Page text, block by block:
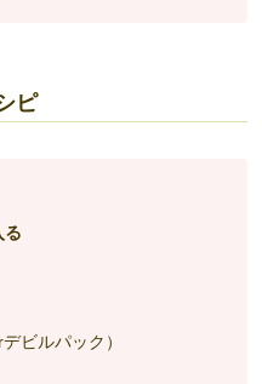
ピ
る
ビルパック）